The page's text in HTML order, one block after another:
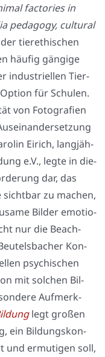
fac­to­ries in
pedago­gy, cul­tu­ral
tier­ethi­schen
häu­fig gän­gi­ge
indus­tri­el­len Tier­
für Schu­len.
von Foto­gra­fien
Eirich, lang­jäh­
e.V., leg­te in die­
dar, das
zu machen,
Bil­der emo­tio­
nur die Beach­
Kon­
psy­chi­schen
mit sol­chen Bil­
Auf­merk­
legt gro­ßen
ein Bil­dungs­kon­
und ermu­ti­gen soll,